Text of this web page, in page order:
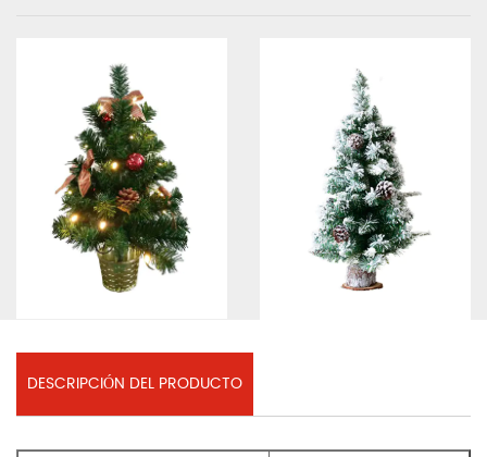
DESCRIPCIÓN DEL PRODUCTO